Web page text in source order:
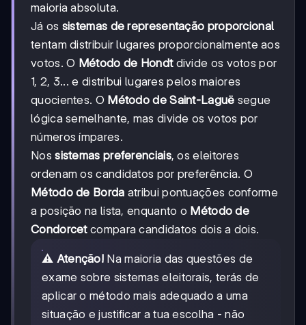
maioria absoluta.
Já os sistemas de representação proporcional
tentam distribuir lugares proporcionalmente aos
votos. O Método de Hondtdivide os votos por
1, 2, 3... e distribui lugares pelos maiores
quocientes. O Método de Saint-Laguë segue
lógica semelhante, mas divide os votos por
números ímpares.
Nossistemas preferenciais, os eleitores
ordenam os candidatos por preferência. O
Método de Borda atribui pontuações conforme
a posição na lista, enquanto o Método de
Condorcetcompara candidatos dois a dois.
⚠️ Atenção! Na maioria das questões de
exame sobre sistemas eleitorais, terás de
aplicar o método mais adequado a uma
situação e justificar a tua escolha - não